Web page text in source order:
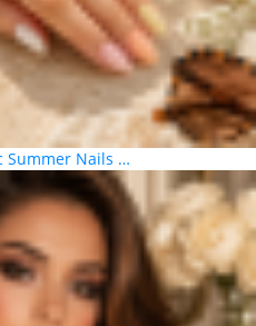
Summer Nails …